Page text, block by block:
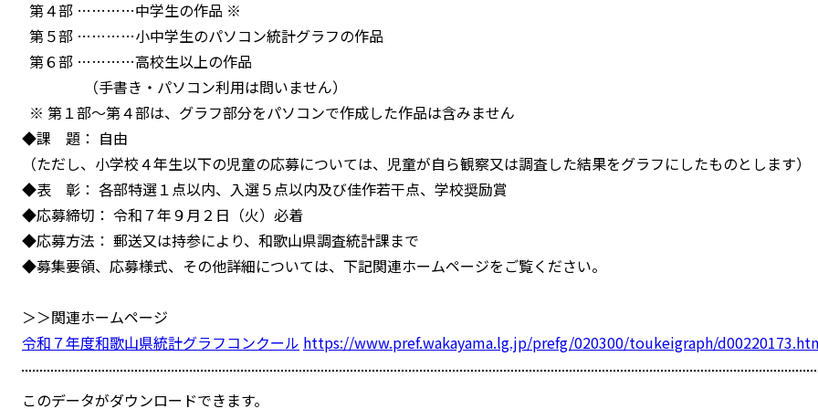
第４部 …………中学生の作品 ※
第５部 …………小中学生のパソコン統計グラフの作品
第６部 …………高校生以上の作品
（手書き・パソコン利用は問いません）
※ 第１部～第４部は、グラフ部分をパソコンで作成した作品は含みません
◆課 題： 自由
（ただし、小学校４年生以下の児童の応募については、児童が自ら観察又は調査した結果をグラフにしたものとします）
◆表 彰： 各部特選１点以内、入選５点以内及び佳作若干点、学校奨励賞
◆応募締切： 令和７年９月２日（火）必着
◆応募方法： 郵送又は持参により、和歌山県調査統計課まで
◆募集要領、応募様式、その他詳細については、下記関連ホームページをご覧ください。
＞＞関連ホームページ
令和７年度和歌山県統計グラフコンクール https://www.pref.wakayama.lg.jp/prefg/020300/toukeigraph/
このデータがダウンロードできます。